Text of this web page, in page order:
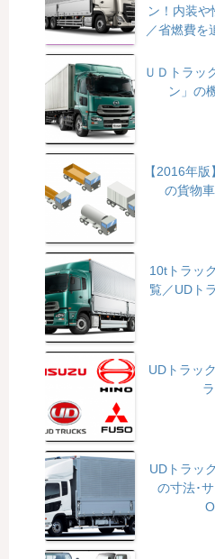
ン！内装
／省燃費を
ＵＤトラッ
ン」の
【2016年
の貨物
10tトラッ
覧／UDト
UDトラッ
UDトラッ
の寸法･